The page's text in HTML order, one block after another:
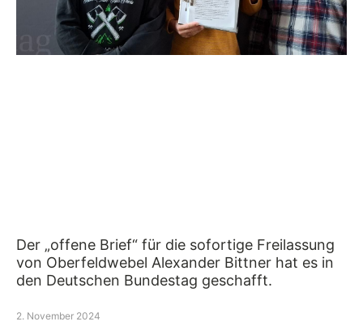
Der „offene Brief“ für die sofortige Freilassung
von Oberfeldwebel Alexander Bittner hat es in
den Deutschen Bundestag geschafft.
2. November 2024